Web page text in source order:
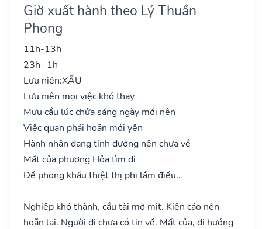
Giờ xuất hành theo Lý Thuần
Phong
11h-13h
23h- 1h
Lưu niên:XẤU
Lưu niên mọi việc khó thay
Mưu cầu lúc chửa sáng ngày mới nên
Việc quan phải hoãn mới yên
Hành nhân đang tính đường nên chưa về
Mất của phương Hỏa tìm đi
Đề phong khẩu thiệt thị phi lắm điều..
Nghiệp khó thành, cầu tài mờ mịt. Kiện cáo nên
hoãn lại. Người đi chưa có tin về. Mất của, đi hướng